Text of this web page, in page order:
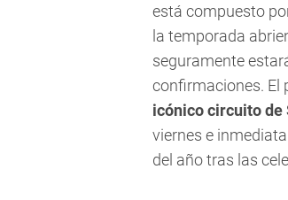
está compuesto
la temporada
seguramente
confirmaciones. El
icónico circuito de
viernes e
del año tras las